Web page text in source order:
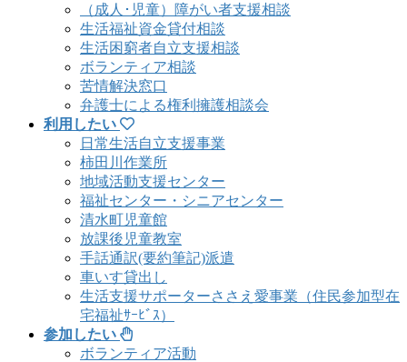
（成人･児童）障がい者支援相談
生活福祉資金貸付相談
生活困窮者自立支援相談
ボランティア相談
苦情解決窓口
弁護士による権利擁護相談会
利用したい
日常生活自立支援事業
柿田川作業所
地域活動支援センター
福祉センター・シニアセンター
清水町児童館
放課後児童教室
手話通訳(要約筆記)派遣
車いす貸出し
生活支援サポーターささえ愛事業（住民参加型在
宅福祉ｻｰﾋﾞｽ）
参加したい
ボランティア活動